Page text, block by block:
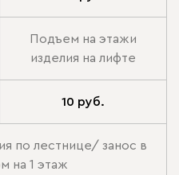
Подъем на этажи
изделия на лифте
10 руб.
по лестнице/ занос в
на 1 этаж